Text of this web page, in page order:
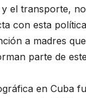
el transporte,
con esta
a madres
parte de
en Cuba